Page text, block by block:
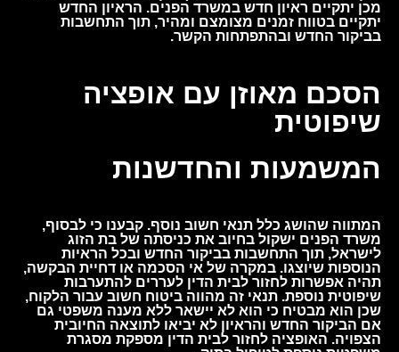
מכן יתקיים ראיון חדש במשרד הפנים. הראיון החדש
יתקיים בטווח זמנים מצומצם ומהיר, תוך התחשבות
בביקור החדש ובהתפתחות הקשר.
הסכם מאוזן עם אופציה
שיפוטית
המשמעות והחדשנות
המתווה שהושג כלל תנאי חשוב נוסף. קבענו כי לבסוף,
משרד הפנים ישקול בחיוב את כניסתה של בת הזוג
לישראל, תוך התחשבות בביקור החדש ובכל הראיות
הנוספות שיוצגו. במקרה של אי הסכמה או דחיית הבקשה,
תהיה אפשרות לחזור לבית הדין לעררים להתערבות
שיפוטית נוספת. תנאי זה מהווה ביטוח חשוב עבור הלקוח,
שכן הוא מבטיח כי הוא לא יישאר ללא מענה משפטי גם
אם הביקור החדש והראיון לא יביאו לתוצאה החיובית
הצפויה. האופציה לחזור לבית הדין מספקת מסגרת